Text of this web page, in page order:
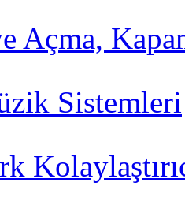
Açma,
Sistemleri